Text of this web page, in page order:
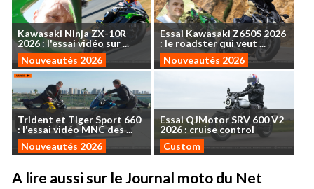
Kawasaki NinjaZX-10R
2026: l'essaividéo sur...
Nouveautés 2026
Essai KawasakiZ650S 2026
: le roadsterquiveut ...
Nouveautés 2026
Trident et TigerSport 660
: l'essaividéoMNCdes...
Nouveautés 2026
EssaiQJMotorSRV 600V2
2026 : cruise control
Custom
A lire aussi sur le Journal moto du Net